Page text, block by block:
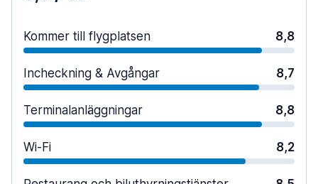
Kommer till flygplatsen 8,8
Incheckning & Avgångar 8,7
Terminalanläggningar 8,8
Wi-Fi 8,2